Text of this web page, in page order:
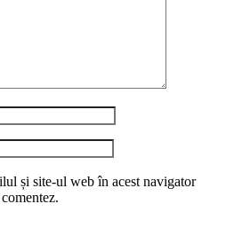
și site-ul web în acest navigator